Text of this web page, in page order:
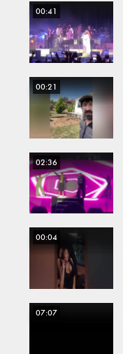
00:41
00:21
02:36
00:04
07:07